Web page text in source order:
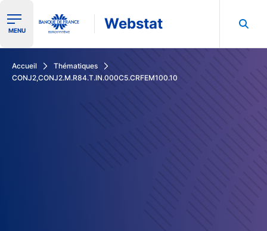
Ouvrir le menu de navigation
MENU Webstat
Accueil
Thématiques
CONJ2,CONJ2.M.R84.T.IN.000C5.CRFEM100.10